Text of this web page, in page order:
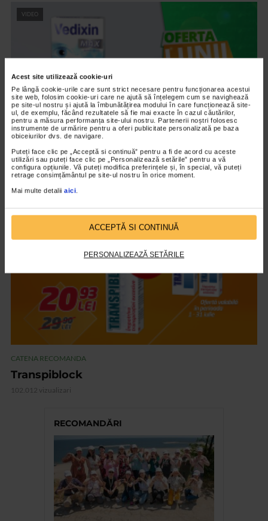
Acest site utilizează cookie-uri
Pe lângă cookie-urile care sunt strict necesare pentru funcționarea acestui
site web, folosim cookie-uri care ne ajută să înțelegem cum se navighează
pe site-ul nostru și ajută la îmbunătățirea modului în care funcționează site-
ul, de exemplu, făcând rezultatele să fie mai exacte în cazul căutărilor,
pentru a măsura performanța site-ului nostru. Partenerii noștri folosesc
instrumente de urmărire pentru a oferi publicitate personalizată pe baza
obiceiurilor dvs. de navigare.
Puteți face clic pe „Acceptă si continuă” pentru a fi de acord cu aceste
utilizări sau puteți face clic pe „Personalizează setările” pentru a vă
configura opțiunile. Vă puteți modifica preferințele și, în special, vă puteți
retrage consimțământul pe site-ul nostru în orice moment.
Mai multe detalii aici
ACCEPTĂ SI CONTINUĂ
PERSONALIZEAZĂ SETĂRILE
VIDEO
CATENA RECOMANDA
Vedixin Max
CATENA RECOMANDA
Transpiblock
102.012 vizualizari
RECOMANDĂRI